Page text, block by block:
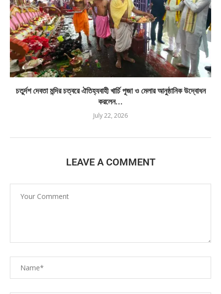
চতুর্দশ দেবতা মন্দির চত্বরে ঐতিহ্যবাহী খার্চি পূজা ও মেলার আনুষ্ঠানিক উদ্বোধন
করলেন...
July 22, 2026
LEAVE A COMMENT